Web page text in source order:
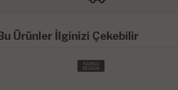
Ürünler İlginizi Çekebilir
KARGO
BEDAVA